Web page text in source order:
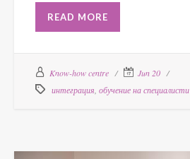
READ MORE
Know-how centre
Jun 20
интеграция обучение на специалисти